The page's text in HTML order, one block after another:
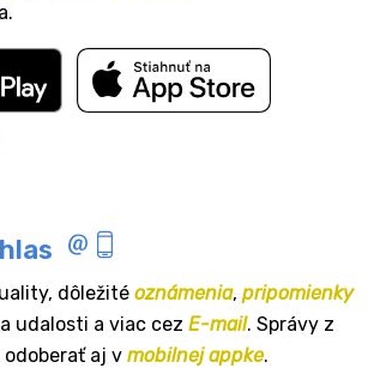
dôležité oznámenia, pripomienky
udalosti a viac cez E-mail. Správy z
odoberať aj v mobilnej appke.